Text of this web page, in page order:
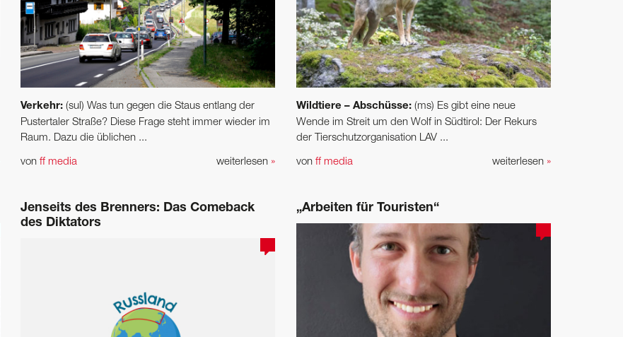
Verkehr: (sul) Was tun gegen die Staus entlang der
Pustertaler Straße? Diese Frage steht immer wieder im
Raum. Dazu die üblichen ...
weiterlesen »
von ff media
Jenseits des Brenners: Das Comeback
des Diktators
Wildtiere – Abschüsse: (ms) Es gibt eine neue
Wende im Streit um den Wolf in Südtirol: Der Rekurs
der Tierschutzorganisation LAV ...
weiterlesen »
von ff media
„Arbeiten für Touristen“